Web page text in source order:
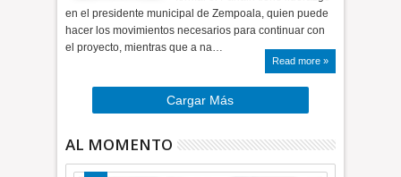
en el presidente municipal de Zempoala, quien puede
hacer los movimientos necesarios para continuar con
el proyecto, mientras que a na…
Read more »
Cargar Más
AL MOMENTO